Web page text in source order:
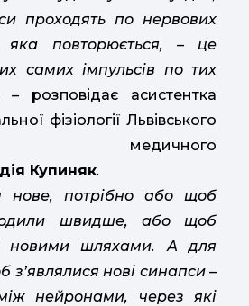
проходять по нервових
яка повторюється, –це
самих імпульсів по тих
– розповідає асистентка
фізіології Львівського
медичного
Купиняк.
нове, потрібно або щоб
швидше, або щоб
новими шляхами. А для
з’являлися нові синапси –
нейронами, через які